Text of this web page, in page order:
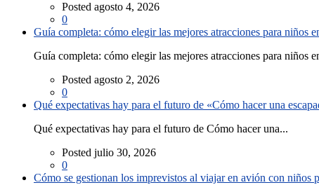
Posted agosto 4, 2026
0
Guía completa: cómo elegir las mejores atracciones para niños
Guía completa: cómo elegir las mejores atracciones para niños
Posted agosto 2, 2026
0
Qué expectativas hay para el futuro de «Cómo hacer una
Qué expectativas hay para el futuro de Cómo hacer una...
Posted julio 30, 2026
0
Cómo se gestionan los imprevistos al viajar en avión con niños